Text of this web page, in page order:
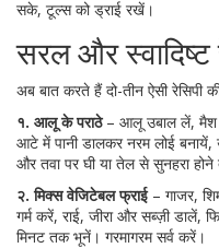
सके, टूल्स को ड्राई रखें।
सरल और स्वादिष्ट
अब बात करते हैं दो-तीन ऐसी रेसिपी
१. आलू के पराठे– आलू उबाल लें, मैश
आटे में पानी डालकर नरम लोई
और तवा पर घी या तेल से सुनहरा
२. मिक्स वेजिटेबल फ्राई– गाजर,
गर्म करें, राई, जीरा और सब्ज़ी डालें,
मिनट तक भूनें। गरमागरम सर्व करें।